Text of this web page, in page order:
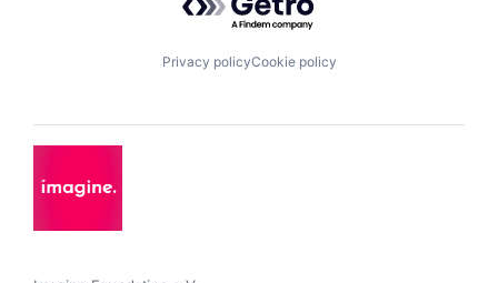
Privacy policyCookie policy